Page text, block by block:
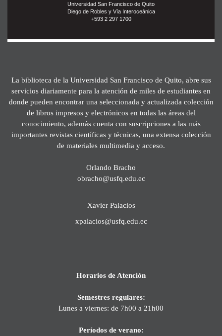
Universidad San Francisco de Quito
Diego de Robles y Vía Interoceánica
+593 2 297 1700
La biblioteca de la Universidad San Francisco de Quito, abre sus
servicios diariamente para la atención de miles de estudiantes en
donde pueden encontrar una seleccionada y actualizada colección
de libros impresos y electrónicos en todas las áreas del
conocimiento, además cuenta con suscripciones a las más
importantes revistas científicas y técnicas, una extensa colección
de materiales multimedia y acceso.
Orlando Bracho
obracho@usfq.edu.ec
Xavier Palacios
xpalacios@usfq.edu.ec
Horarios de Atención
Semestres regulares:
Lunes a viernes: de 7h00 a 21h00
Períodos de verano: